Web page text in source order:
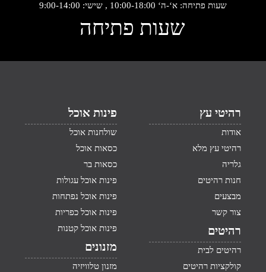
שעות פתיחה: א‘-ה‘ 10:00-18:00 , שישי: 9:00-14:00
שעות פתיחה
רהיטי עץ
אודות
רהיטי עץ מלא
גלריה
חנות רהיטים
מבצעים
צור קשר
רהיטים
רהיטים לבית
קולקציות רהיטים
פינות אוכל
שולחנות אוכל
כסאות אוכל
כסאות בר
פינות אוכל עגולות
פינות אוכל נפתחות
פינות אוכל כפריות
פינות אוכל קטנות
מזנונים
מזנון טלוויזיה